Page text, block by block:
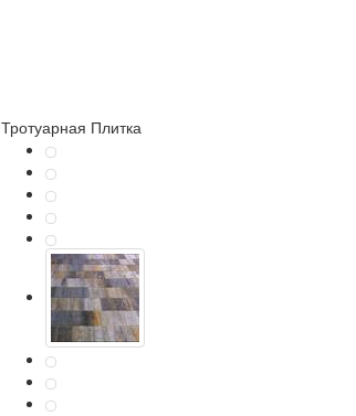
Тротуарная Плитка